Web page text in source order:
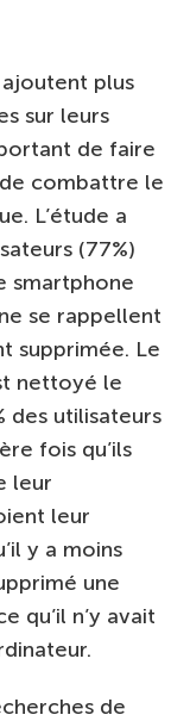
plus
sur leurs
de faire
combattre le
L’étude a
(77%)
smartphone
se rappellent
supprimée. Le
nettoyé le
des utilisateurs
fois qu’ils
leur
leur
y a moins
une
qu’il n’y avait
de